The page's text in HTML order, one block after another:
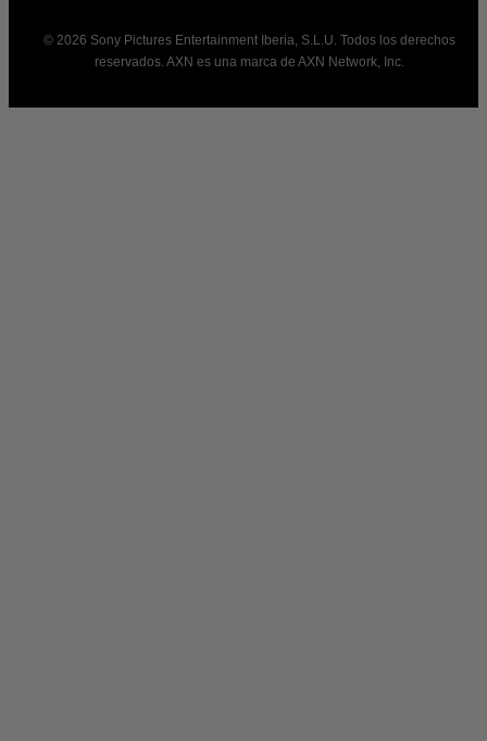
© 2026 Sony Pictures Entertainment Iberia, S.L.U. Todos los derechos
reservados. AXN es una marca de AXN Network, Inc.